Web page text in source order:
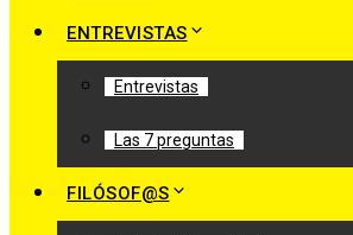
ENTREVISTAS
Entrevistas
Las 7 preguntas
FILÓSOF@S